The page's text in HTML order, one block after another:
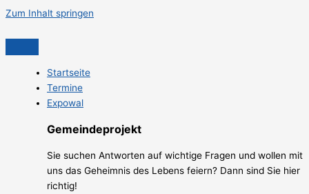
Zum Inhalt springen
Startseite
Termine
Expowal
Gemeindeprojekt
Sie suchen Antworten auf wichtige Fragen und wollen mit
uns das Geheimnis des Lebens feiern? Dann sind Sie hier
richtig!